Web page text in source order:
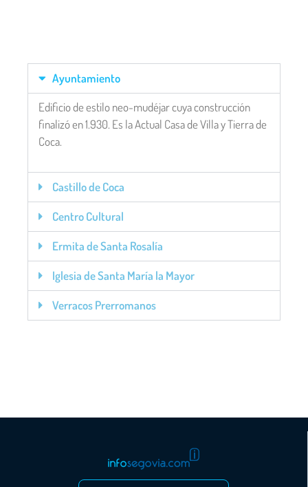
Ayuntamiento
Edificio de estilo neo-mudéjar cuya construcción
finalizó en 1.930. Es la Actual Casa de Villa y Tierra de
Coca.
Castillo de Coca
Centro Cultural
Ermita de Santa Rosalía
Iglesia de Santa María la Mayor
Verracos Prerromanos